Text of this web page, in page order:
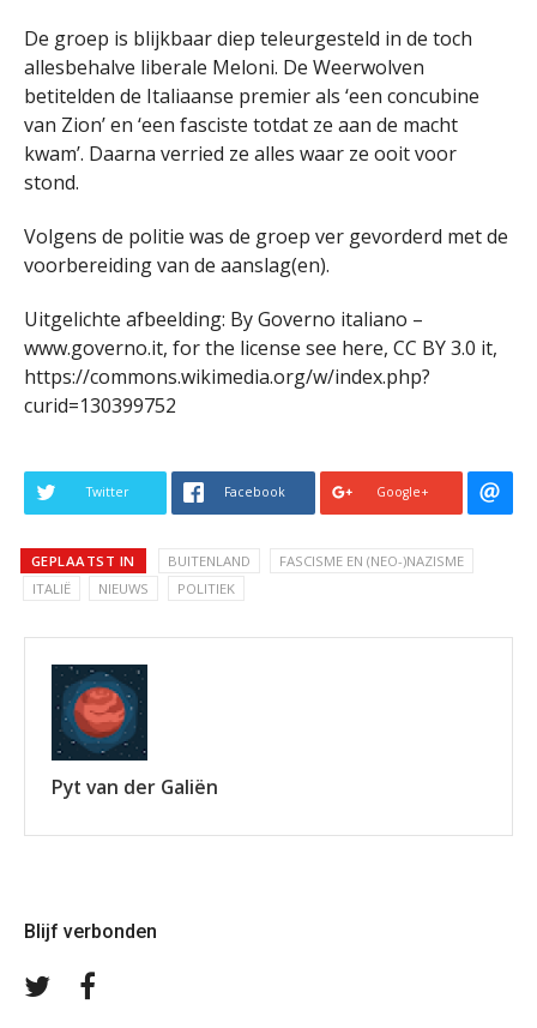
De groep is blijkbaar diep teleurgesteld in de toch
allesbehalve liberale Meloni. De Weerwolven
betitelden de Italiaanse premier als ‘een concubine
van Zion’ en ‘een fasciste totdat ze aan de macht
kwam’. Daarna verried ze alles waar ze ooit voor
stond.
Volgens de politie was de groep ver gevorderd met de
voorbereiding van de aanslag(en).
Uitgelichte afbeelding: By Governo italiano –
www.governo.it, for the license see here, CC BY 3.0 it,
https://commons.wikimedia.org/w/index.php?
curid=130399752
Twitter Facebook Google+
GEPLAATST IN BUITENLAND
FASCISME EN (NEO-)NAZISME
ITALIË
NIEUWS POLITIEK
Pyt van der Galiën
Blijf verbonden
Volg